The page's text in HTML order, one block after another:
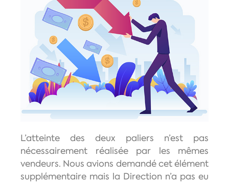
L’atteinte des deux paliers n’est pas
nécessairement réalisée par les mêmes
vendeurs. Nous avions demandé cet élément
supplémentaire mais la Direction n’a pas eu